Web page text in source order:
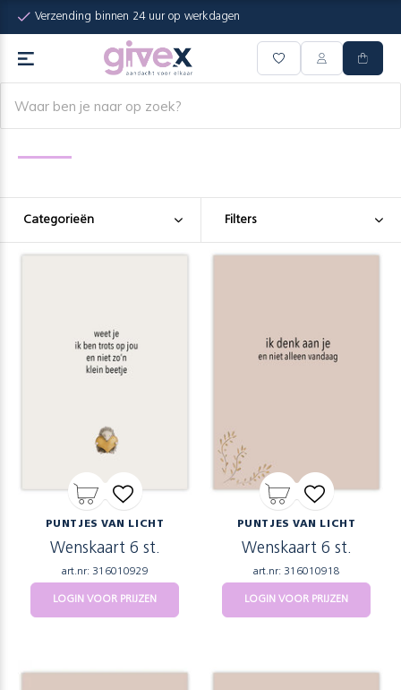
Verzending binnen 24 uur op werkdagen
Categorieën Filters
PUNTJES VAN LICHT
Wenskaart 6 st.
art.nr: 316010929
LOGIN VOOR PRIJZEN
PUNTJES VAN LICHT
Wenskaart 6 st.
art.nr: 316010918
LOGIN VOOR PRIJZEN